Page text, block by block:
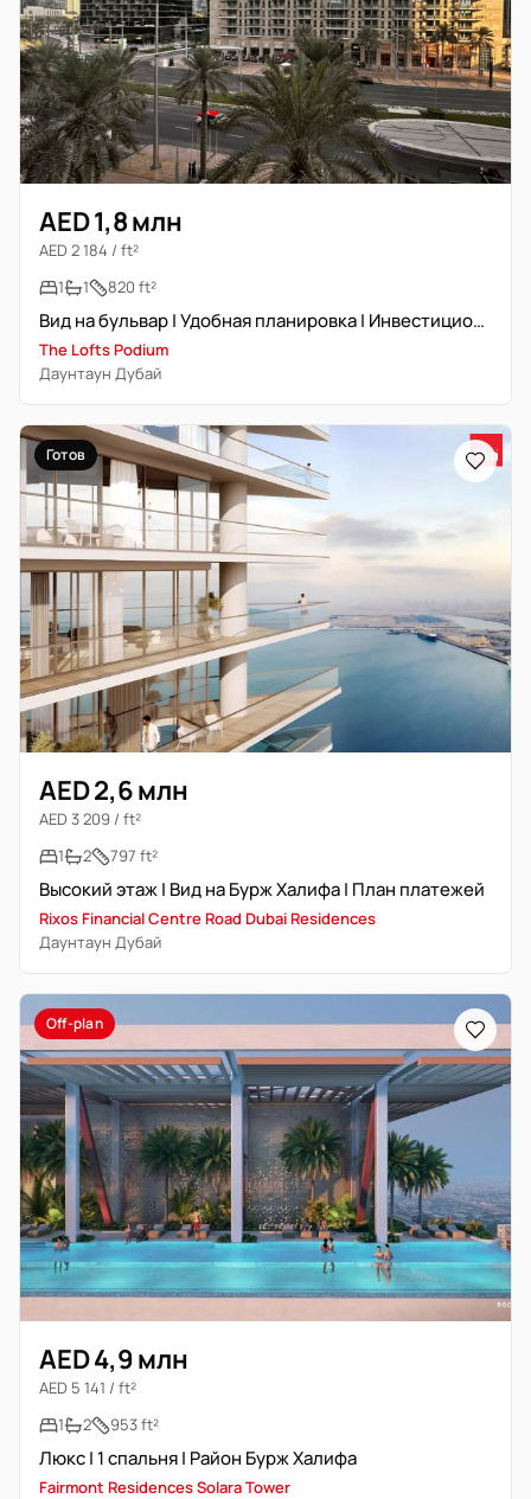
AED 1,8 млн
AED 2 184 / ft²
1
1 820 ft²
Вид на бульвар | Удобная планировка | Инвестиционное предложение
The Lofts Podium
Даунтаун Дубай
Готов
AED 2,6 млн
AED 3 209 / ft²
1
2 797 ft²
Высокий этаж | Вид на Бурж Халифа | План платежей
Rixos Financial Centre Road Dubai Residences
Даунтаун Дубай
Off-plan
AED 4,9 млн
AED 5 141 / ft²
1
2 953 ft²
Люкс | 1 спальня | Район Бурж Халифа
Fairmont Residences Solara Tower